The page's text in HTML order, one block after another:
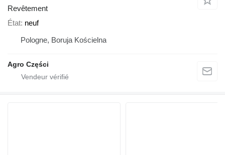
Revêtement
État neuf
Pologne, Boruja Kościelna
Agro Części